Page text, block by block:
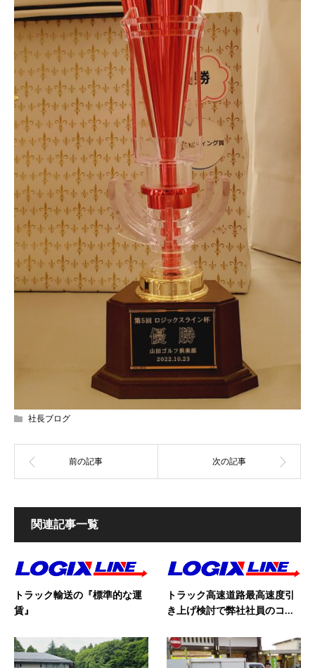
社長ブログ
関連記事一覧
トラック輸送の『標準的な運
賃』
トラック高速道路最高速度引
き上げ検討で弊社社員のコ...